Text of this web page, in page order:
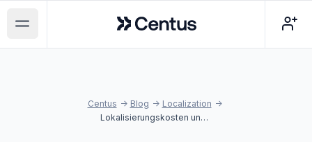
Open main menu
Centus
Centus -> Blog -> Localization ->
Lokalisierungskosten und Preise für digitale Produkte